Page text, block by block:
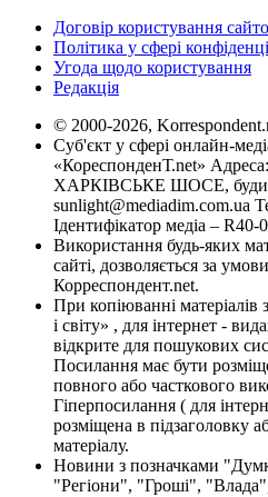
Договір користування
Політика у сфері
Угода щодо користування
Редакція
© 2000-2026,
Суб'єкт у сфері онлайн-
«КореспонденТ.net»
ХАРКІВСЬКЕ ШОСЕ,
sunlight@mediadim.com.ua
Ідентифікатор медіа – R40-
Використання будь-яких
сайті, дозволяється за
Корреспондент.net.
При копіюванні матеріалів
і світу» , для інтернет -
відкрите для пошукових
Посилання має бути
повного або часткового
Гіперпосилання ( для
розміщена в підзаголовку
матеріалу.
Новини з позначками
"Регіони", "Гроші",